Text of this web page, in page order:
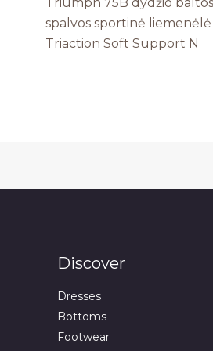
Triumph 75B dydžio baltos
spalvos sportinė liemenėlė
Triaction Soft Support N
Discover
Dresses
Bottoms
Footwear